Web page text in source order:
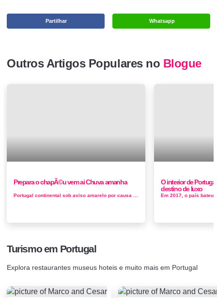
Whatsapp
Partilhar
Outros Artigos Populares no Blogue
Prepara o chapÃ©u vem ai Chuva amanha
O interior de
destino de luxo
Turismo em Portugal
Explora restaurantes museus hoteis e muito mais em Portugal